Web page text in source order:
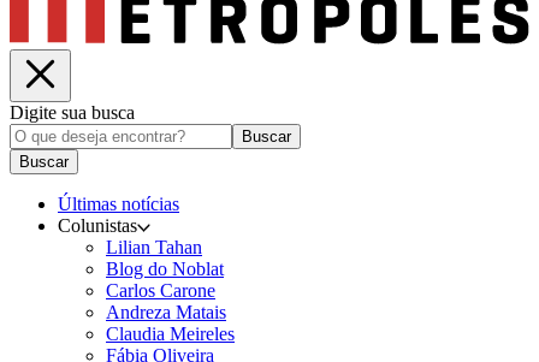
Digite sua busca
Buscar
Buscar
Últimas notícias
Colunistas
Lilian Tahan
Blog do Noblat
Carlos Carone
Andreza Matais
Claudia Meireles
Fábia Oliveira